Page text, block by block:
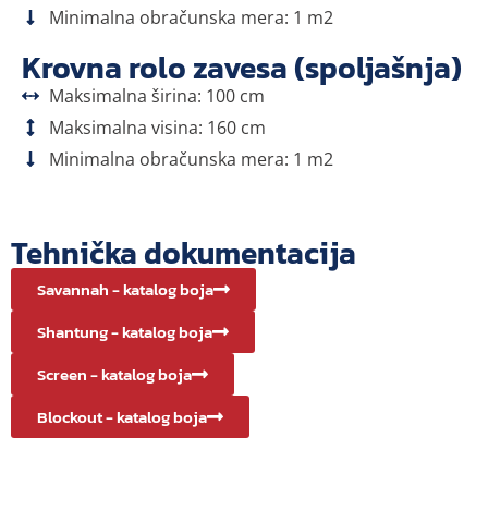
Minimalna obračunska mera: 1 m2
Krovna rolo zavesa (spoljašnja)
Maksimalna širina: 100 cm
Maksimalna visina: 160 cm
Minimalna obračunska mera: 1 m2
Tehnička dokumentacija
Savannah - katalog boja
Shantung - katalog boja
Screen - katalog boja
Blockout - katalog boja